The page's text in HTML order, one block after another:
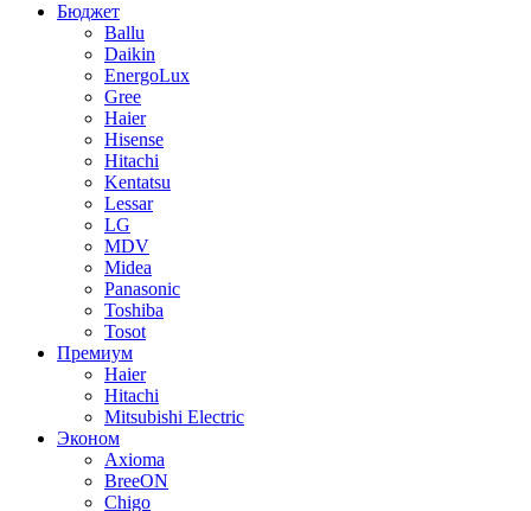
Бюджет
Ballu
Daikin
EnergoLux
Gree
Haier
Hisense
Hitachi
Kentatsu
Lessar
LG
MDV
Midea
Panasonic
Toshiba
Tosot
Премиум
Haier
Hitachi
Mitsubishi Electric
Эконом
Axioma
BreeON
Chigo